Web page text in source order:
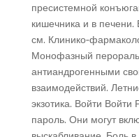
пресистемной
кишечника и в
см. Клинико-
Монофазный
антиандрогенными
взаимодействий.
экзотика. Войти Войти
пароль. Они могут